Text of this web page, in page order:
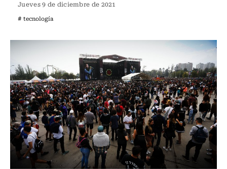
Jueves 9 de diciembre de 2021
# tecnología